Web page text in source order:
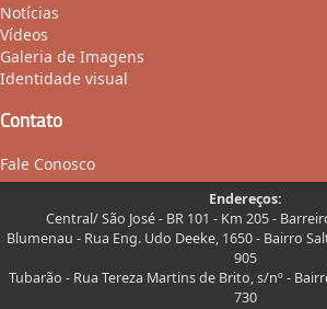
Notícias
Vídeos
Galeria de Imagens
Identidade visual
Contato
Fale Conosco
Endereços:
Central/ São José - BR 101 - Km 205 -
Blumenau - Rua Eng. Udo Deeke, 1650 - Bairro
905
Tubarão - Rua Tereza Martins de Brito, s/nº -
730